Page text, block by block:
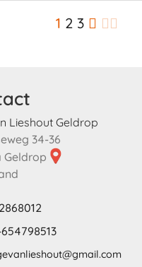
1 2 3
Lieshout Geldrop
34-36
Geldrop